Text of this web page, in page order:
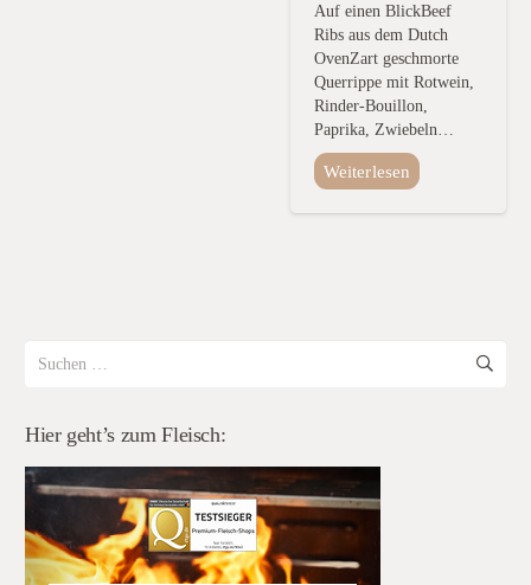
Auf einen BlickBeef
Ribs aus dem Dutch
OvenZart geschmorte
Querrippe mit Rotwein,
Rinder-Bouillon,
Paprika, Zwiebeln…
Weiterlesen
nach:
Hier geht’s zum Fleisch: